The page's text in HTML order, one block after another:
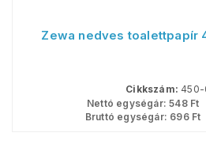
Zewa nedves toalettpapír
Cikkszám: 450-
Nettó egységár: 548Ft
Bruttó egységár: 696Ft